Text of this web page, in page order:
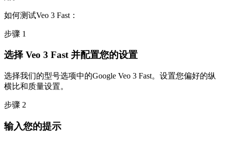
如何测试Veo 3 Fast：
步骤 1
选择 Veo 3 Fast 并配置您的设置
选择我们的型号选项中的Google Veo 3 Fast。设置您偏好的纵
横比和质量设置。
步骤 2
输入您的提示